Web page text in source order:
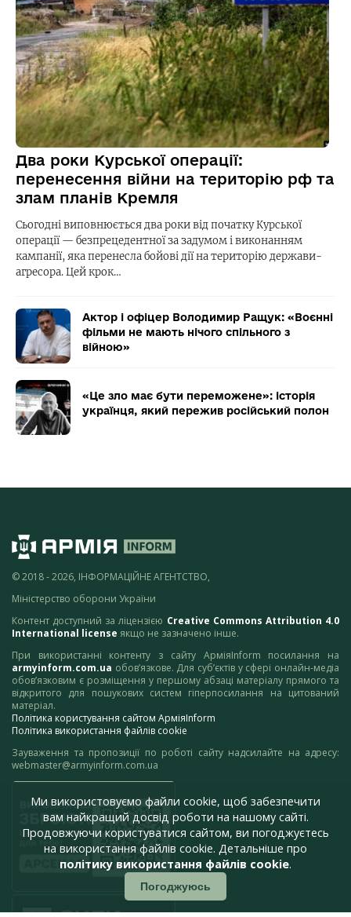
Два роки Курської операції:
перенесення війни на територію рф та
злам планів Кремля
Сьогодні виповнюється два роки від початку Курської
операції — безпрецедентної за задумом і виконанням
кампанії, яка перенесла бойові дії на територію держави-
агресора. Цей крок…
Актор і офіцер Володимир Ращук: «Воєнні
фільми не мають нічого спільного з
війною»
«Це зло має бути переможене»: історія
українця, який пережив російський полон
© 2018 - 2026, ІНФОРМАЦІЙНЕ АГЕНТСТВО,
Міністерство оборони України
Контент доступний за ліцензією Creative Commons Attribution 4.0
International license якщо не зазначено інше.
При використанні контенту з сайту АрміяInform посилання на
armyinform.com.ua обов’язкове. Для суб’єктів у сфері онлайн-медіа
обов’язковим є розміщення у першому абзаці матеріалу прямого та
відкритого для пошукових систем гіперпосилання на цитований
матеріал.
Політика користування сайтом АрміяInform
Політика використання файлів cookie
Зауваження та пропозиції по роботі сайту надсилайте на адресу:
webmaster@armyinform.com.ua
Ми використовуємо файли cookie, щоб забезпечити
вам найкращий досвід роботи на нашому сайті.
Продовжуючи користуватися сайтом, ви погоджуєтесь
на використання файлів cookie. Детальніше про
політику використання файлів cookie.
Погоджуюсь